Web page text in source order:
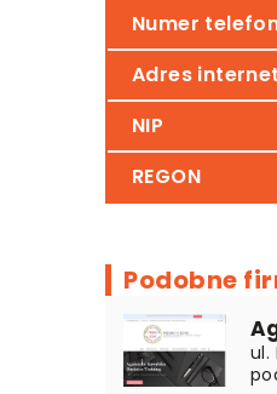
Numer
Adres
NIP
REGON
Podobne
ul.